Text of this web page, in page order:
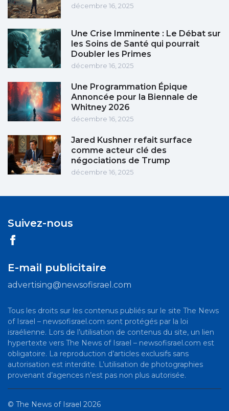
décembre 16, 2025
Une Crise Imminente : Le Débat sur
les Soins de Santé qui pourrait
Doubler les Primes
décembre 16, 2025
Une Programmation Épique
Annoncée pour la Biennale de
Whitney 2026
décembre 16, 2025
Jared Kushner refait surface
comme acteur clé des
négociations de Trump
décembre 16, 2025
Suivez-nous
E-mail publicitaire
advertising@newsofisrael.com
Tous les droits sur les contenus publiés sur le site The News
of Israel – newsofisrael.com sont protégés par la loi
israélienne. Lors de l’utilisation de contenus du site, un lien
hypertexte vers The News of Israel – newsofisrael.com est
obligatoire. La reproduction d’articles exclusifs sans
autorisation est interdite. L’utilisation de photographies
provenant d’agences n’est pas non plus autorisée.
© The News of Israel 2026